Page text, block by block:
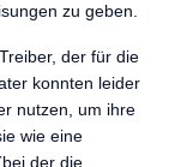
zu geben.
der für die
konnten leider
nutzen, um ihre
wie eine
der die